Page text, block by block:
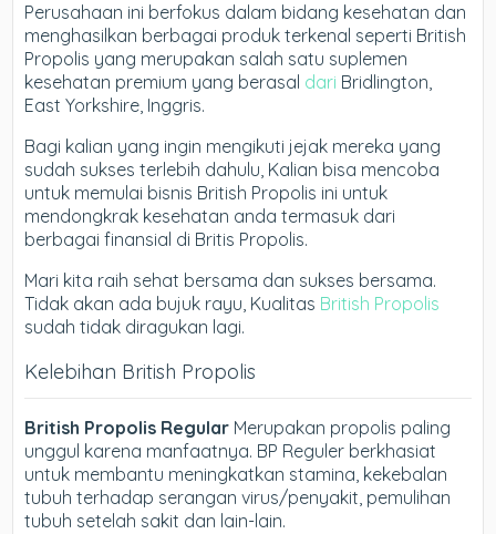
Perusahaan ini berfokus dalam bidang kesehatan dan
menghasilkan berbagai produk terkenal seperti British
Propolis yang merupakan salah satu suplemen
kesehatan premium yang berasal dari Bridlington,
East Yorkshire, Inggris.
Bagi kalian yang ingin mengikuti jejak mereka yang
sudah sukses terlebih dahulu, Kalian bisa mencoba
untuk memulai bisnis British Propolis ini untuk
mendongkrak kesehatan anda termasuk dari
berbagai finansial di Britis Propolis.
Mari kita raih sehat bersama dan sukses bersama.
Tidak akan ada bujuk rayu, Kualitas British Propolis
sudah tidak diragukan lagi.
Kelebihan British Propolis
British Propolis Regular Merupakan propolis paling
unggul karena manfaatnya. BP Reguler berkhasiat
untuk membantu meningkatkan stamina, kekebalan
tubuh terhadap serangan virus/penyakit, pemulihan
tubuh setelah sakit dan lain-lain.